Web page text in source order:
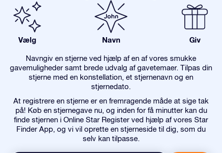
Vælg Navn Giv
Navngiv en stjerne ved hjælp af en af vores smukke
gavemuligheder samt brede udvalg af gavetemaer. Tilpas din
stjerne med en konstellation, et stjernenavn og en
stjernedato.
At registrere en stjerne er en fremragende måde at sige tak
på! Køb en stjernegave nu, og inden for få minutter kan du
finde stjernen i Online Star Register ved hjælp af vores Star
Finder App, og vi vil oprette en stjerneside til dig, som du
selv kan tilpasse.